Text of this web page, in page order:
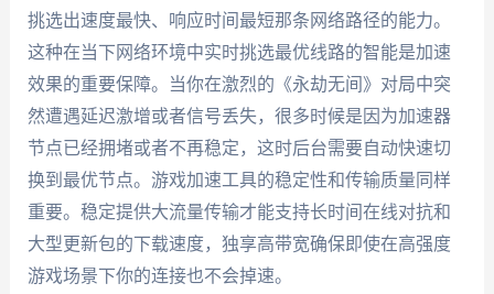
挑选出速度最快、响应时间最短那条网络路径的能力。
这种在当下网络环境中实时挑选最优线路的智能是加速
效果的重要保障。当你在激烈的《永劫无间》对局中突
然遭遇延迟激增或者信号丢失，很多时候是因为加速器
节点已经拥堵或者不再稳定，这时后台需要自动快速切
换到最优节点。游戏加速工具的稳定性和传输质量同样
重要。稳定提供大流量传输才能支持长时间在线对抗和
大型更新包的下载速度，独享高带宽确保即使在高强度
游戏场景下你的连接也不会掉速。